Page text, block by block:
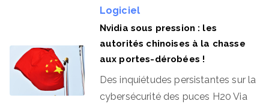
Logiciel
Nvidia sous pression : les
autorités chinoises à la chasse
aux portes-dérobées !
Des inquiétudes persistantes sur la
cybersécurité des puces H20 Via